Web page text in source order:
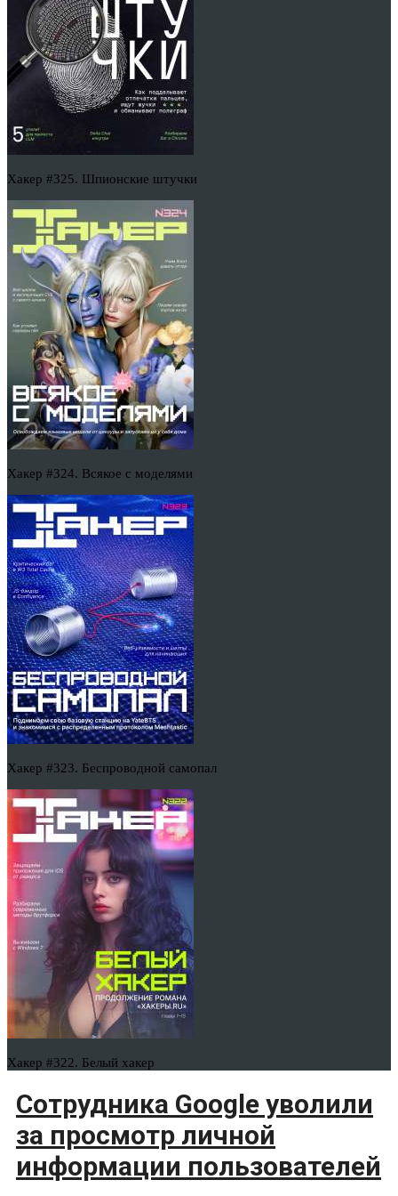
Хакер #325. Шпионские штучки
Хакер #324. Всякое с моделями
Хакер #323. Беспроводной самопал
Хакер #322. Белый хакер
Сотрудника Google уволили
за просмотр личной
информации пользователей